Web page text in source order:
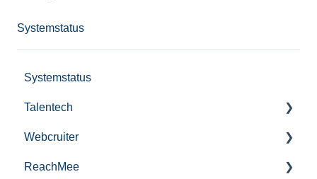
Systemstatus
Systemstatus
Talentech
Publiseringsval i Talentech
Talentech ID
Webcruiter
FAQ jobbsökare
ReachMee